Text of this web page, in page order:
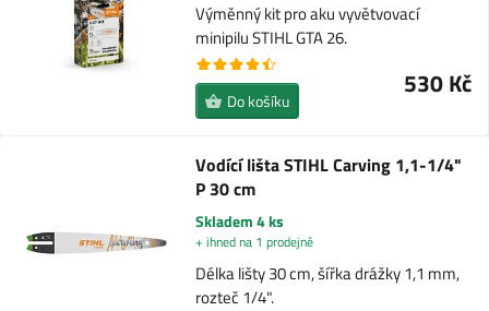
Výměnný kit pro aku vyvětvovací
minipilu STIHL GTA 26.
530 Kč
Do košíku
Vodící lišta STIHL Carving 1,1-1/4"
P 30 cm
Skladem 4 ks
+ ihned na 1 prodejně
Délka lišty 30 cm, šířka drážky 1,1 mm,
rozteč 1/4".